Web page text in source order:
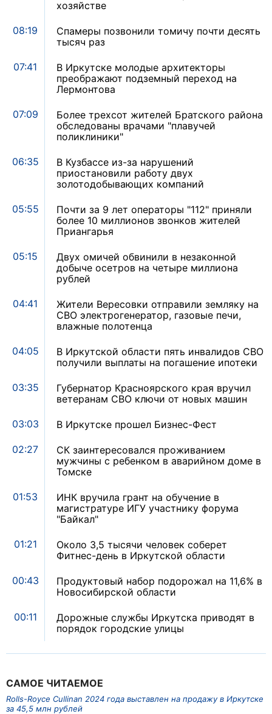
САМОЕ ЧИТАЕМОЕ
Rolls-Royce Cullinan 2024 года выставлен на продажу в Иркутске
за 45,5 млн рублей
хозяйстве
08:19
Спамеры позвонили томичу почти десять
тысяч раз
07:41
В Иркутске молодые архитекторы
преображают подземный переход на
Лермонтова
07:09
Более трехсот жителей Братского района
обследованы врачами "плавучей
поликлиники"
06:35
В Кузбассе из-за нарушений
приостановили работу двух
золотодобывающих компаний
05:55
Почти за 9 лет операторы "112" приняли
более 10 миллионов звонков жителей
Приангарья
05:15
Двух омичей обвинили в незаконной
добыче осетров на четыре миллиона
рублей
04:41
Жители Вересовки отправили земляку на
СВО электрогенератор, газовые печи,
влажные полотенца
04:05
В Иркутской области пять инвалидов СВО
получили выплаты на погашение ипотеки
03:35
Губернатор Красноярского края вручил
ветеранам СВО ключи от новых машин
03:03 В Иркутске прошел Бизнес-Фест
02:27
СК заинтересовался проживанием
мужчины с ребенком в аварийном доме в
Томске
01:53
ИНК вручила грант на обучение в
магистратуре ИГУ участнику форума
"Байкал"
01:21
Около 3,5 тысячи человек соберет
Фитнес-день в Иркутской области
00:43
Продуктовый набор подорожал на 11,6% в
Новосибирской области
00:11
Дорожные службы Иркутска приводят в
порядок городские улицы